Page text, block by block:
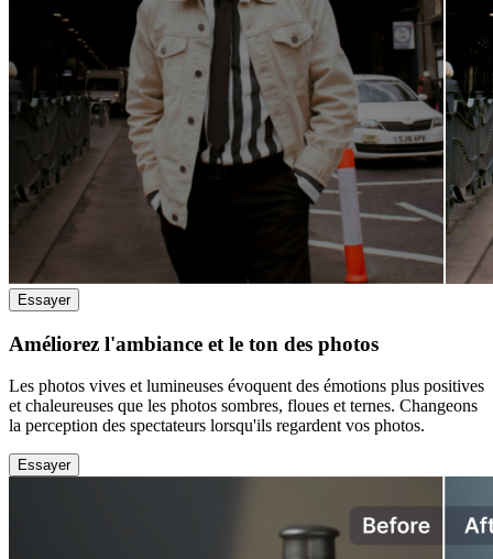
Essayer
Améliorez l'ambiance et le ton des photos
Les photos vives et lumineuses évoquent des émotions plus positives
et chaleureuses que les photos sombres, floues et ternes. Changeons
la perception des spectateurs lorsqu'ils regardent vos photos.
Essayer